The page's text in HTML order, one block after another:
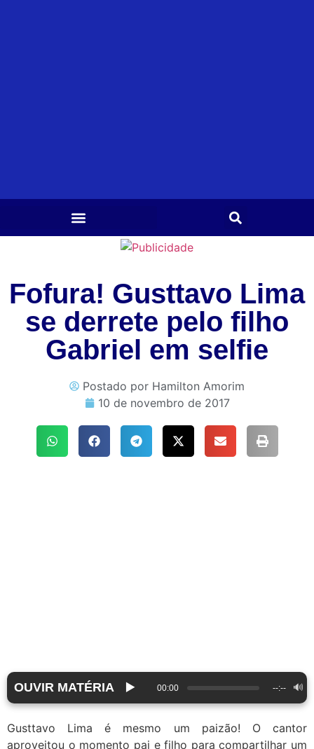
Fofura! Gusttavo Lima
se derrete pelo filho
Gabriel em selfie
Postado por Hamilton Amorim
10 de novembro de 2017
OUVIR MATÉRIA ▶️ 00:00 --:-- 🔊
Gusttavo Lima é mesmo um paizão! O cantor
aproveitou o momento pai e filho para compartilhar um